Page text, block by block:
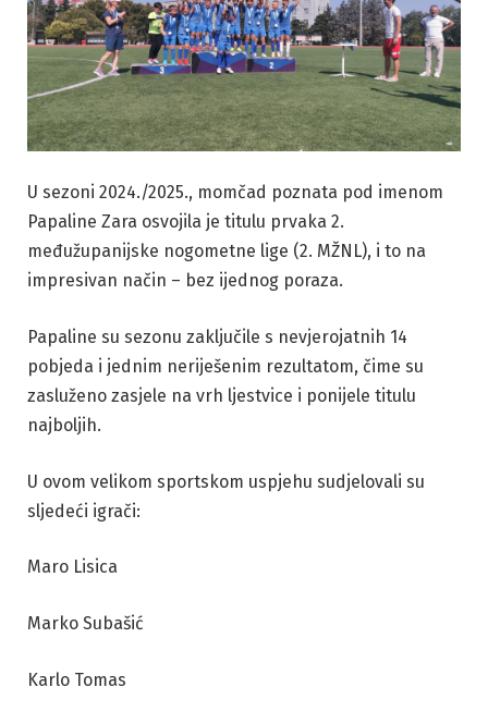
U sezoni 2024./2025., momčad poznata pod imenom
Papaline Zara osvojila je titulu prvaka 2.
međužupanijske nogometne lige (2. MŽNL), i to na
impresivan način – bez ijednog poraza.
Papaline su sezonu zaključile s nevjerojatnih 14
pobjeda i jednim neriješenim rezultatom, čime su
zasluženo zasjele na vrh ljestvice i ponijele titulu
najboljih.
U ovom velikom sportskom uspjehu sudjelovali su
sljedeći igrači:
Maro Lisica
Marko Subašić
Karlo Tomas